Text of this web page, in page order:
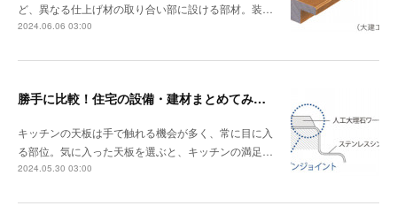
ど、異なる仕上げ材の取り合い部に設ける部材。装…
2024.06.06 03:00
勝手に比較！住宅の設備・建材まとめてみました！～キッチン天板の素材編
キッチンの天板は手で触れる機会が多く、常に目に入
る部位。気に入った天板を選ぶと、キッチンの満足…
2024.05.30 03:00